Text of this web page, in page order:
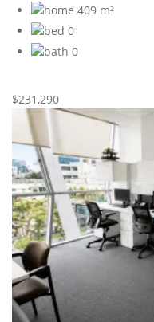
409 m²
0
0
$231,290